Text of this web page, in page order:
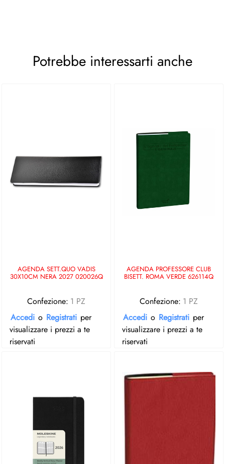
Potrebbe interessarti anche
AGENDA SETT.QUO VADIS
30X10CM NERA 2027 020026Q
Confezione: 1 PZ
Accedi o Registrati per
visualizzare i prezzi a te
riservati
AGENDA PROFESSORE CLUB
BISETT. ROMA VERDE 626114Q
Confezione: 1 PZ
Accedi o Registrati per
visualizzare i prezzi a te
riservati